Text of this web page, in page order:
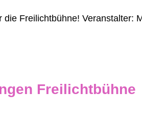
Freilichtbühne! Veranstalter:
Freilichtbühne